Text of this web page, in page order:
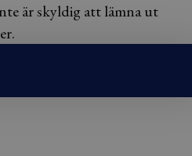
är skyldig att lämna ut